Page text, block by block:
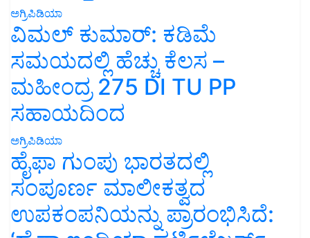
ಅಗ್ರಿಪಿಡಿಯಾ
ವಿಮಲ್ ಕುಮಾರ್: ಕಡಿಮೆ
ಸಮಯದಲ್ಲಿ ಹೆಚ್ಚು ಕೆಲಸ –
ಮಹೀಂದ್ರ 275 DI TU PP
ಸಹಾಯದಿಂದ
ಅಗ್ರಿಪಿಡಿಯಾ
ಹೈಫಾ ಗುಂಪು ಭಾರತದಲ್ಲಿ
ಸಂಪೂರ್ಣ ಮಾಲೀಕತ್ವದ
ಉಪಕಂಪನಿಯನ್ನು ಪ್ರಾರಂಭಿಸಿದೆ: